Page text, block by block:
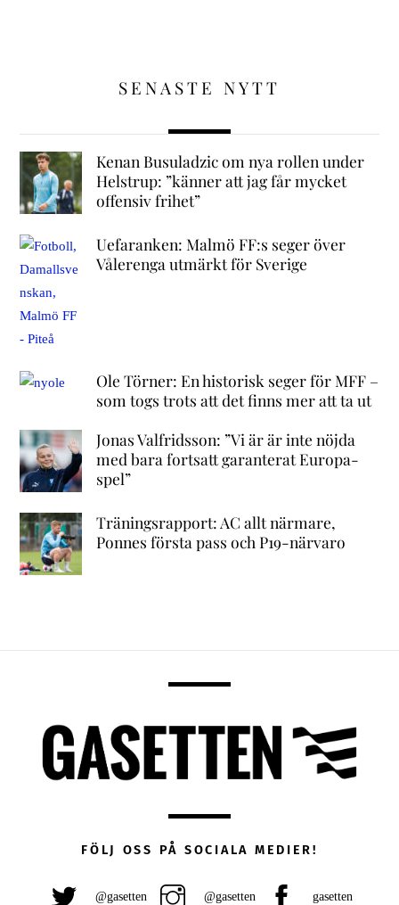
SENASTE NYTT
Kenan Busuladzic om nya rollen under
Helstrup: ”känner att jag får mycket
offensiv frihet”
Uefaranken: Malmö FF:s seger över
Vålerenga utmärkt för Sverige
Ole Törner: En historisk seger för MFF –
som togs trots att det finns mer att ta ut
Jonas Valfridsson: ”Vi är är inte nöjda
med bara fortsatt garanterat Europa-
spel”
Träningsrapport: AC allt närmare,
Ponnes första pass och P19-närvaro
FÖLJ OSS PÅ SOCIALA MEDIER!
@gasetten @gasetten gasetten